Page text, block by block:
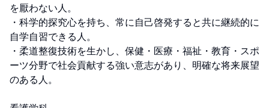
を厭わない人。
・科学的探究心を持ち、常に自己啓発すると共に継続的に
自学自習できる人。
・柔道整復技術を生かし、保健・医療・福祉・教育・スポ
ーツ分野で社会貢献する強い意志があり、明確な将来展望
のある人。